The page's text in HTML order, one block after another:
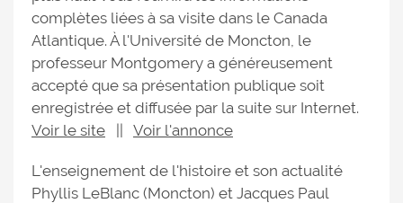
complètes liées à sa visite dans le Canada
Atlantique. À l'Université de Moncton, le
professeur Montgomery a généreusement
accepté que sa présentation publique soit
enregistrée et diffusée par la suite sur Internet.
Voir le site
Voir l'annonce
L'enseignement de l'histoire et son actualité
Phyllis LeBlanc (Moncton) et Jacques Paul